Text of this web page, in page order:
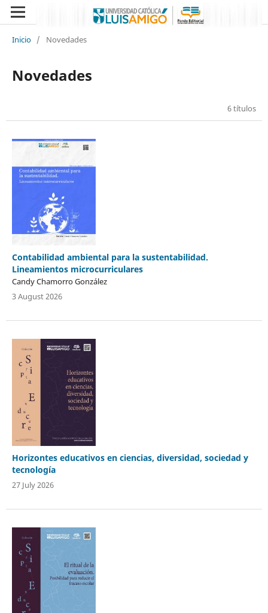
Inicio / Novedades
Novedades
6 títulos
Contabilidad ambiental para la sustentabilidad.
Lineamientos microcurriculares
Candy Chamorro González
3 August 2026
Horizontes educativos en ciencias, diversidad, sociedad y
tecnología
27 July 2026